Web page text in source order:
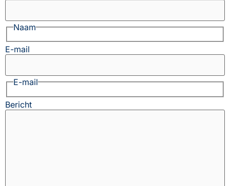
Naam
E-mail
E-mail
Bericht